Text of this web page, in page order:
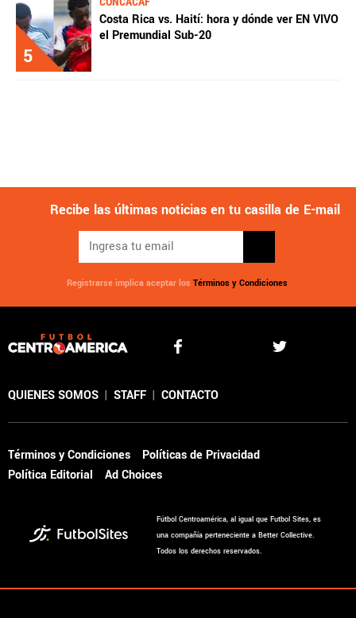
5
Costa Rica vs. Haití: hora y dónde ver EN VIVO
el Premundial Sub-20
Recibe las últimas noticias en tu casilla de E-mail
Registrarse implica aceptar los Términos y Condiciones
QUIENES SOMOS | STAFF | CONTACTO
Términos y Condiciones
Políticas de Privacidad
Política Editorial
Ad Choices
Fútbol Centroamérica, al igual que Futbol Sites, es
una compañía perteneciente a Better Collective.
Todos los derechos reservados.